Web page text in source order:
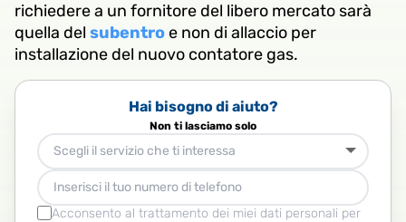
richiedere a un fornitore del libero mercato sarà
quella del subentroe non di allaccio per
installazione del nuovo contatore gas.
Hai bisogno di aiuto?
Non ti lasciamo solo
Scegli il servizio che ti interessa
Acconsento al trattamento dei miei dati personali per